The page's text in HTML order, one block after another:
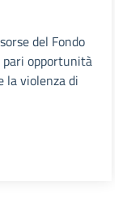
del Fondo
opportunità
la violenza di